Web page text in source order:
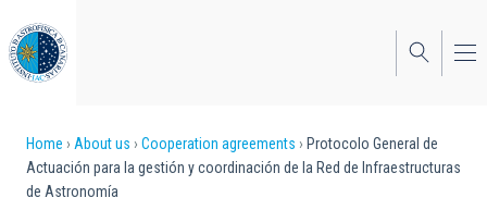
to
main
content
Breadcrumb
Home About us Cooperation agreements
Protocolo General de
Actuación para la gestión y coordinación de la Red de Infraestructuras
de Astronomía